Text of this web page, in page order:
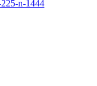
n-1444